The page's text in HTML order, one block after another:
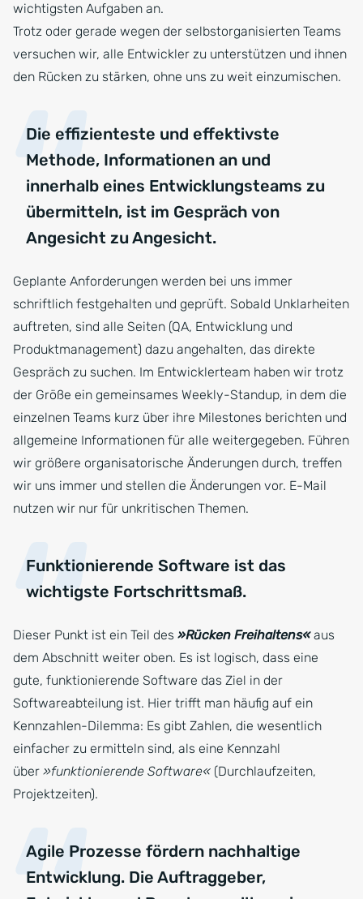
wichtigsten Aufgaben an.
Trotz oder gerade wegen der selbstorganisierten Teams
versuchen wir, alle Entwickler zu unterstützen und ihnen
den Rücken zu stärken, ohne uns zu weit einzumischen.
Die effizienteste und effektivste
Methode, Informationen an und
innerhalb eines Entwicklungsteams zu
übermitteln, ist im Gespräch von
Angesicht zu Angesicht.
Geplante Anforderungen werden bei uns immer
schriftlich festgehalten und geprüft. Sobald Unklarheiten
auftreten, sind alle Seiten (QA, Entwicklung und
Produktmanagement) dazu angehalten, das direkte
Gespräch zu suchen. Im Entwicklerteam haben wir trotz
der Größe ein gemeinsames Weekly-Standup, in dem die
einzelnen Teams kurz über ihre Milestones berichten und
allgemeine Informationen für alle weitergegeben. Führen
wir größere organisatorische Änderungen durch, treffen
wir uns immer und stellen die Änderungen vor. E-Mail
nutzen wir nur für unkritischen Themen.
Funktionierende Software ist das
wichtigste Fortschrittsmaß.
Dieser Punkt ist ein Teil des »Rücken Freihaltens«aus
dem Abschnitt weiter oben. Es ist logisch, dass eine
gute, funktionierende Software das Ziel in der
Softwareabteilung ist. Hier trifft man häufig auf ein
Kennzahlen-Dilemma: Es gibt Zahlen, die wesentlich
einfacher zu ermitteln sind, als eine Kennzahl
über »funktionierende Software« (Durchlaufzeiten,
Projektzeiten).
Agile Prozesse fördern nachhaltige
Entwicklung. Die Auftraggeber,